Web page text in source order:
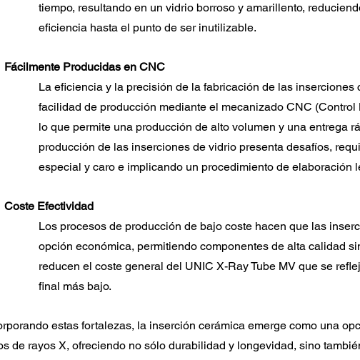
tiempo, resultando en un vidrio borroso y amarillento,
eficiencia hasta el punto de ser inutilizable.
Fácilmente Producidas en CNC
La eficiencia y la precisión de la fabricación de las inserciones
facilidad de producción mediante el mecanizado CNC (Control
lo que permite una producción de alto volumen y una entrega
producción de las inserciones de vidrio presenta desafíos,
especial y caro e implicando un procedimiento de elaboración
Coste Efectividad
Los procesos de producción de bajo coste hacen que las
opción económica, permitiendo componentes de alta calidad
reducen el coste general del UNIC X-Ray Tube MV que se
final más bajo.
estas fortalezas, la inserción cerámica emerge como una
de rayos X, ofreciendo no sólo durabilidad y longevidad, sino